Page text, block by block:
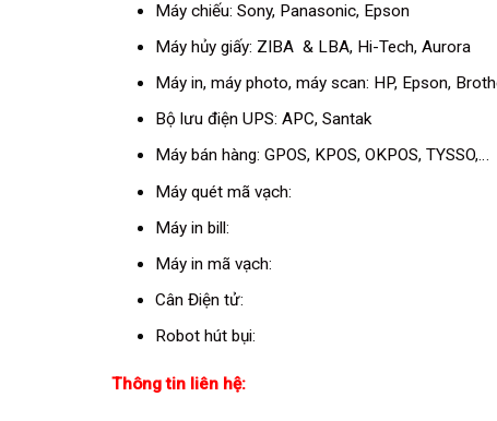
Máy chiếu: Sony, Panasonic, Epson
Máy hủy giấy: ZIBA & LBA, Hi-Tech, Aurora
Máy in, máy photo, máy scan: HP, Epson,
Bộ lưu điện UPS: APC, Santak
Máy bán hàng: GPOS, KPOS, OKPOS, TYSSO,…
Máy quét mã vạch:
Máy in bill:
Máy in mã vạch:
Cân Điện tử:
Robot hút bụi:
Thông tin liên hệ: